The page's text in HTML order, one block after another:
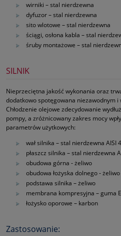
wirniki – stal nierdzewna
dyfuzor – stal nierdzewna
sito wlotowe – stal nierdzewna
ściągi, osłona kabla – stal
śruby montażowe – stal
SILNIK
Nieprzeciętna jakość wykonania oraz
dodatkowo spotęgowana niezawodnym
Chłodzenie olejowe zdecydowanie
pompy, a zróżnicowany zakres mocy
parametrów użytkowych:
wał silnika – stal nierdzewna AISI
płaszcz silnika – stal nierdzewna
obudowa górna ‑ żeliwo
obudowa łożyska dolnego ‑ żeliwo
podstawa silnika – żeliwo
membrana kompresyjna – guma
łożysko oporowe – karbon
Zastosowanie: